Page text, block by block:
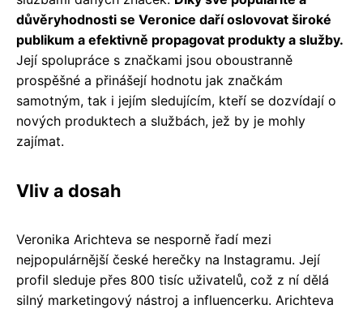
důvěryhodnosti se Veronice daří oslovovat široké
publikum a efektivně propagovat produkty a služby.
Její spolupráce s značkami jsou oboustranně
prospěšné a přinášejí hodnotu jak značkám
samotným, tak i jejím sledujícím, kteří se dozvídají o
nových produktech a službách, jež by je mohly
zajímat.
Vliv a dosah
Veronika Arichteva se nesporně řadí mezi
nejpopulárnější české herečky na Instagramu. Její
profil sleduje přes 800 tisíc uživatelů, což z ní dělá
silný marketingový nástroj a influencerku. Arichteva